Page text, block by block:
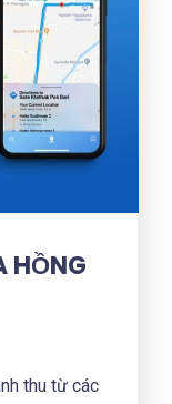
HỒNG
thu từ các